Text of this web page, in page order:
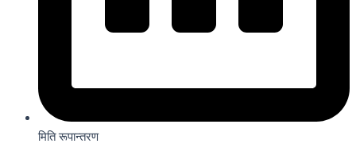
मिति रूपान्तरण